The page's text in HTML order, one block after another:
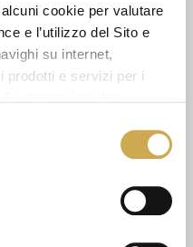
cookie per valutare
e l’utilizzo del Sito e
su internet,
prodotti e servizi per i